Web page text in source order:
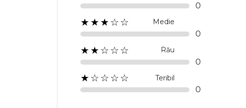
0
★★★☆☆ Medie
0
★★☆☆☆ Rău
0
★☆☆☆☆ Teribil
0